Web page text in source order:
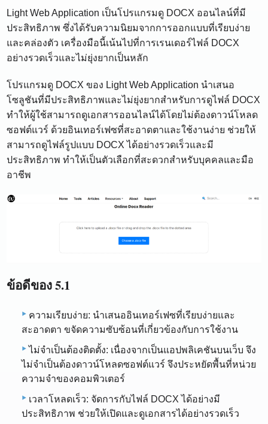
Light Web Application เป็นโปรแกรมดู DOCX ออนไลน์ที่มี
ประสิทธิภาพ ซึ่งได้รับความนิยมจากการออกแบบที่เรียบง่าย
และคล่องตัว เครื่องมือนี้เน้นไปที่การเรนเดอร์ไฟล์ DOCX
อย่างรวดเร็วและไม่ยุ่งยากเป็นหลัก
โปรแกรมดู DOCX ของ Light Web Application นำเสนอ
โซลูชันที่มีประสิทธิภาพและไม่ยุ่งยากสำหรับการดูไฟล์ DOCX
ทำให้ผู้ใช้สามารถดูเอกสารออนไลน์ได้โดยไม่ต้องดาวน์โหลด
ซอฟต์แวร์ ด้วยอินเทอร์เฟซที่สะอาดตาและใช้งานง่าย ช่วยให้
สามารถดูไฟล์รูปแบบ DOCX ได้อย่างรวดเร็วและมี
ประสิทธิภาพ ทำให้เป็นตัวเลือกที่สะดวกสำหรับบุคคลและมือ
อาชีพ
ข้อดีของ 5.1
ความเรียบง่าย: นำเสนออินเทอร์เฟซที่เรียบง่ายและ
สะอาดตา ขจัดความซับซ้อนที่เกี่ยวข้องกับการใช้งาน
ไม่จำเป็นต้องติดตั้ง: เนื่องจากเป็นแอปพลิเคชันบนเว็บ จึง
ไม่จำเป็นต้องดาวน์โหลดซอฟต์แวร์ จึงประหยัดพื้นที่หน่วย
ความจำของคอมพิวเตอร์
เวลาโหลดเร็ว: จัดการกับไฟล์ DOCX ได้อย่างมี
ประสิทธิภาพ ช่วยให้เปิดและดูเอกสารได้อย่างรวดเร็ว